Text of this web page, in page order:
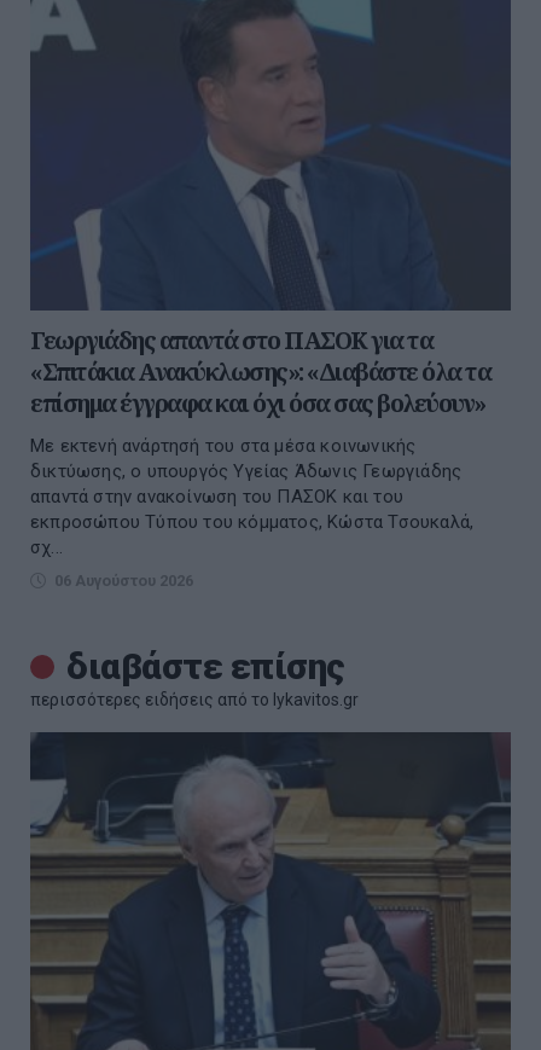
Γεωργιάδης απαντά στο ΠΑΣΟΚ για τα
«Σπιτάκια Ανακύκλωσης»: «Διαβάστε όλα τα
επίσημα έγγραφα και όχι όσα σας βολεύουν»
Με εκτενή ανάρτησή του στα μέσα κοινωνικής
δικτύωσης, ο υπουργός Υγείας Άδωνις Γεωργιάδης
απαντά στην ανακοίνωση του ΠΑΣΟΚ και του
εκπροσώπου Τύπου του κόμματος, Κώστα Τσουκαλά,
σχ...
06 Αυγούστου 2026
διαβάστε επίσης
περισσότερες ειδήσεις από το lykavitos.gr